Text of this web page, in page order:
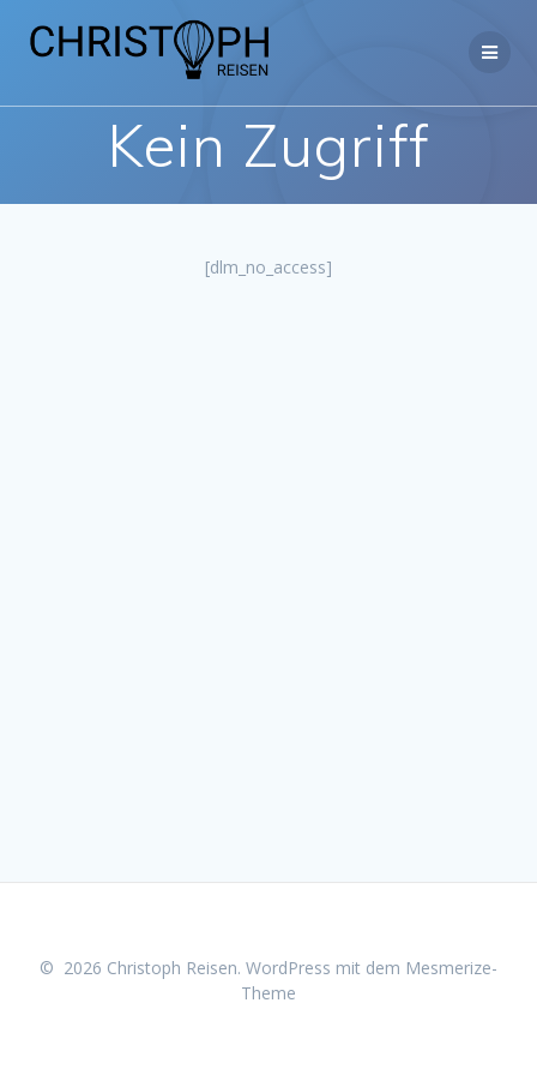
springen
Kein Zugriff
[dlm_no_access]
© 2026 Christoph Reisen. WordPress mit dem Mesmerize-
Theme